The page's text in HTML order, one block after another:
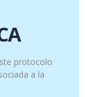
56 CAPSULAS
protocolo
a la